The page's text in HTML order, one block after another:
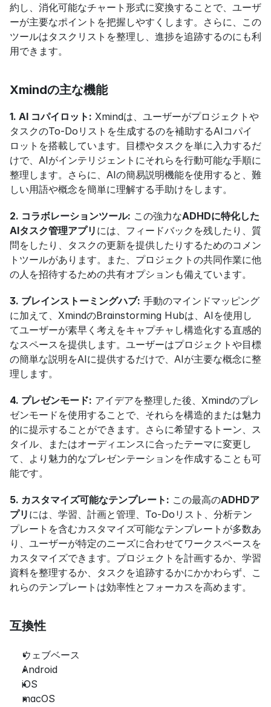
約し、消化可能なチャート形式に変換することで、ユーザ
ーが主要なポイントを把握しやすくします。さらに、この
ツールはタスクリストを整理し、進捗を追跡するのにも利
用できます。
Xmindの主な機能
1. AI コパイロット: Xmindは、ユーザーがプロジェクトや
タスクのTo-Doリストを生成するのを補助するAIコパイ
ロットを搭載しています。目標やタスクを単に入力するだ
けで、AIがインテリジェントにそれらを行動可能な手順に
整理します。さらに、AIの簡易説明機能を使用すると、難
しい用語や概念を簡単に理解する手助けをします。
2. コラボレーションツール: この強力なADHDに特化した
AIタスク管理アプリ には、フィードバックを残したり、質
問をしたり、タスクの更新を提供したりするためのコメン
トツールがあります。また、プロジェクトの共同作業に他
の人を招待するための共有オプションも備えています。
3. ブレインストーミングハブ: 手動のマインドマッピング
に加えて、XmindのBrainstorming Hubは、AIを使用し
てユーザーが素早く考えをキャプチャし構造化する直感的
なスペースを提供します。ユーザーはプロジェクトや目標
の簡単な説明をAIに提供するだけで、AIが主要な概念に整
理します。
4. プレゼンモード: アイデアを整理した後、Xmindのプレ
ゼンモードを使用することで、それらを構造的または魅力
的に提示することができます。さらに希望するトーン、ス
タイル、またはオーディエンスに合ったテーマに変更し
て、より魅力的なプレゼンテーションを作成することも可
能です。
5. カスタマイズ可能なテンプレート: この最高のADHDア
プリ には、学習、計画と管理、To-Doリスト、分析テン
プレートを含むカスタマイズ可能なテンプレートが多数あ
り、ユーザーが特定のニーズに合わせてワークスペースを
カスタマイズできます。プロジェクトを計画するか、学習
資料を整理するか、タスクを追跡するかにかかわらず、こ
れらのテンプレートは効率性とフォーカスを高めます。
互換性
ウェブベース
Android
iOS
macOS